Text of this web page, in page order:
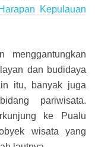
Kepulauan
menggantungkan
dan budidaya
itu, banyak juga
pariwisata.
ke Pualu
wisata yang